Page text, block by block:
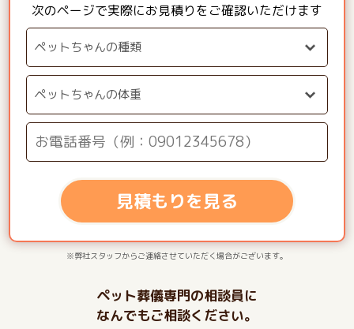
次のページで実際にお見積りをご確認いただけます
見積もりを見る
※弊社スタッフからご連絡させていただく場合がございます。
ペット葬儀専門の相談員に
なんでもご相談ください。